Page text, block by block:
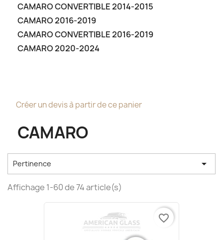
CAMARO CONVERTIBLE 2014-2015
CAMARO 2016-2019
CAMARO CONVERTIBLE 2016-2019
CAMARO 2020-2024
Créer un devis à partir de ce panier
CAMARO
Pertinence 
Affichage 1-60 de 74 article(s)
favorite_border